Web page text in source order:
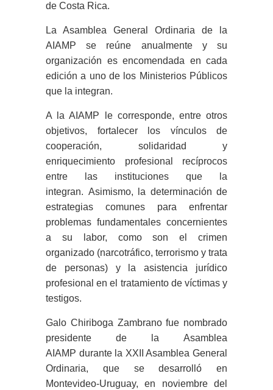
de Costa Rica.
La Asamblea General Ordinaria de la
AIAMP se reúne anualmente y su
organización es encomendada en cada
edición a uno de los Ministerios Públicos
que la integran.
A la AIAMP le corresponde, entre otros
objetivos, fortalecer los vínculos de
cooperación, solidaridad y
enriquecimiento profesional recíprocos
entre las instituciones que la
integran. Asimismo, la determinación de
estrategias comunes para enfrentar
problemas fundamentales concernientes
a su labor, como son el crimen
organizado (narcotráfico, terrorismo y trata
de personas) y la asistencia jurídico
profesional en el tratamiento de víctimas y
testigos.
Galo Chiriboga Zambrano fue nombrado
presidente de la Asamblea
AIAMP durante la XXII Asamblea General
Ordinaria, que se desarrolló en
Montevideo-Uruguay, en noviembre del